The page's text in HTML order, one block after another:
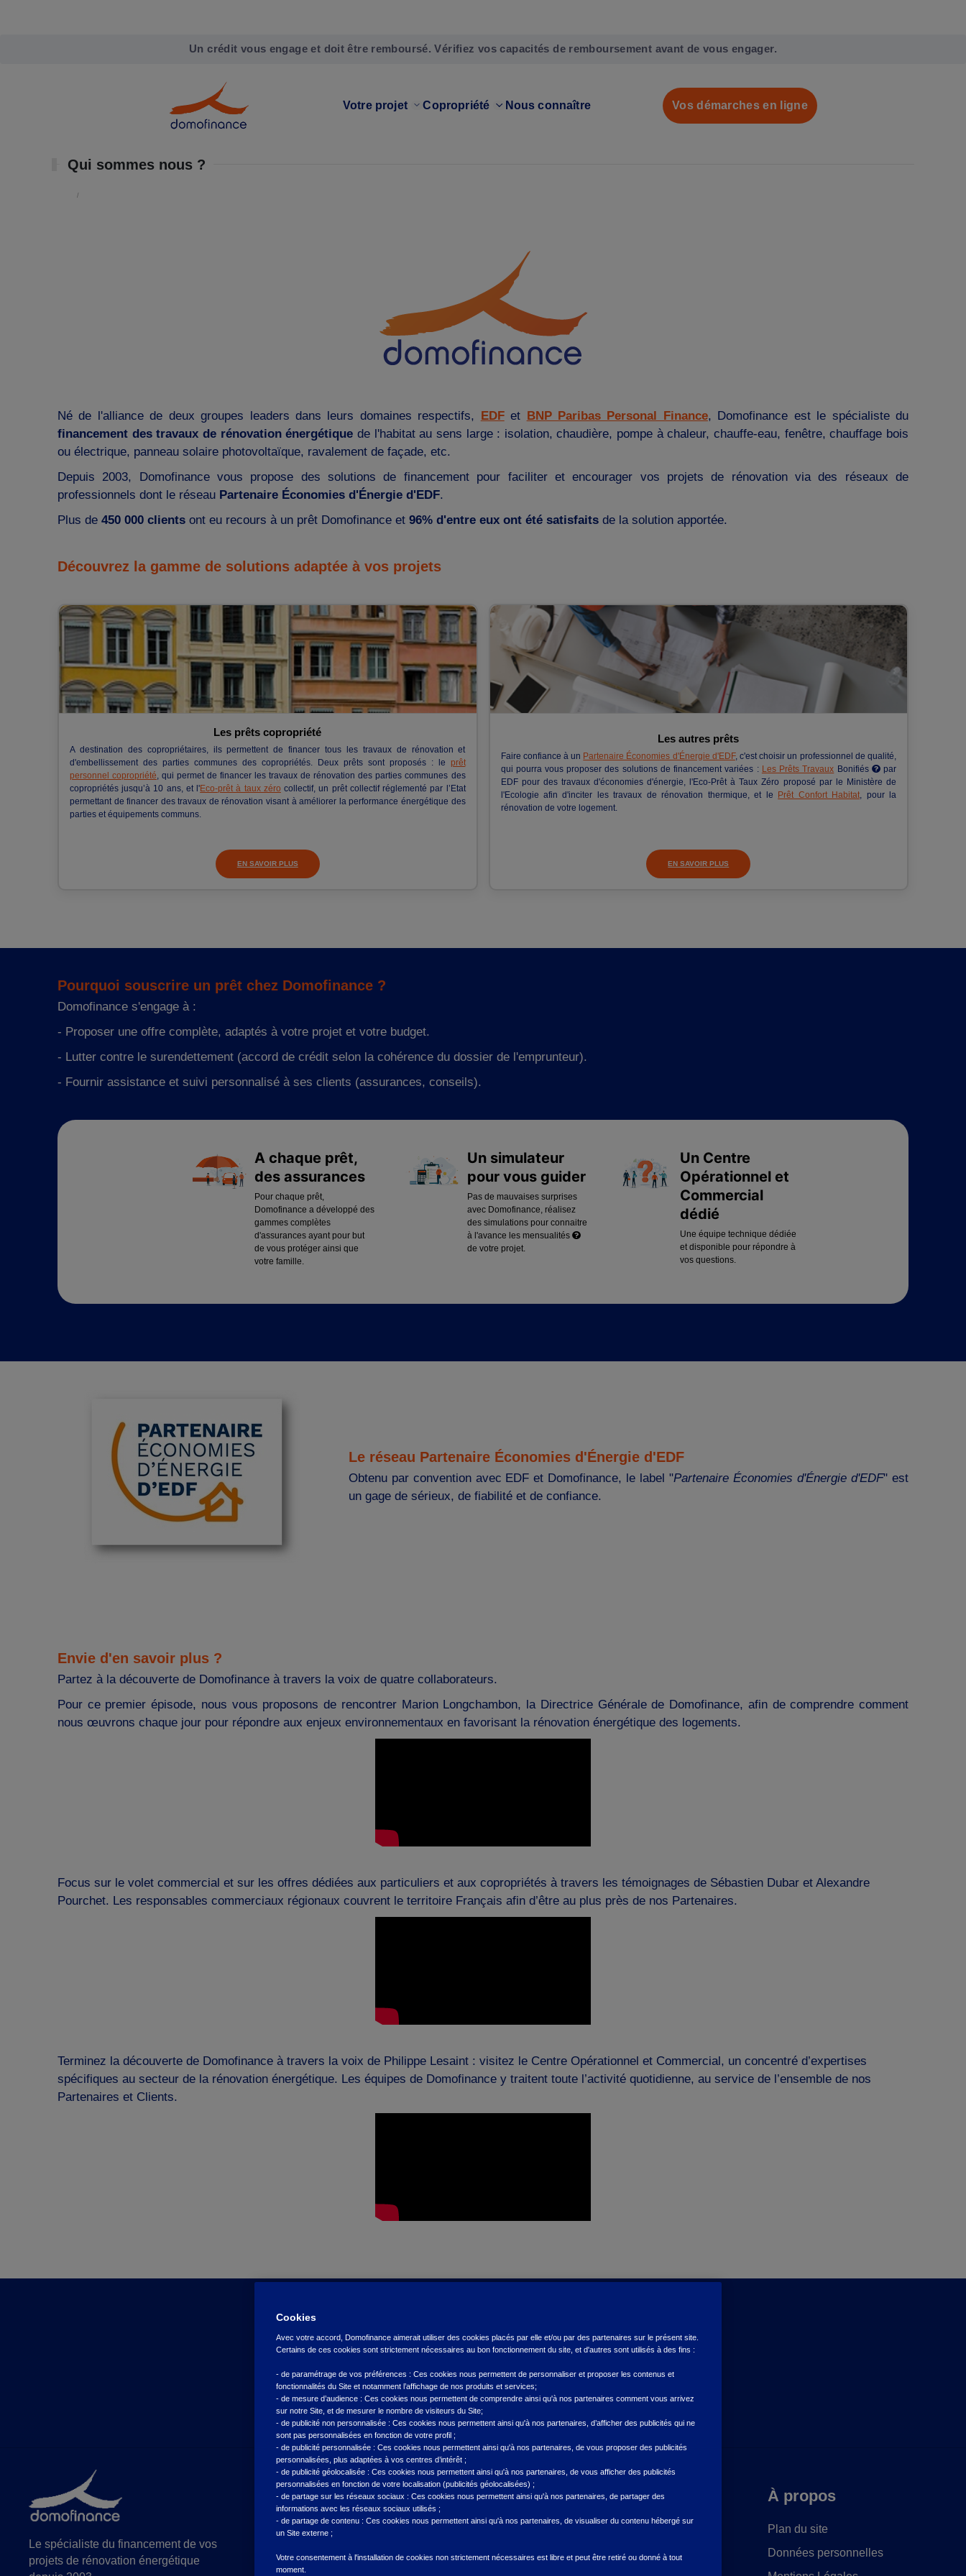
Un crédit vous engage et doit être remboursé. Vérifiez vos capacités de remboursement avant de vous engager.
Votre projet Copropriété Nous connaître Vos démarches en ligne
Qui sommes nous ?
Né de l'alliance de deux groupes leaders dans leurs domaines respectifs, EDF et BNP Paribas Personal Finance, Domofinance est le spécialiste du
financement des travaux de rénovation énergétique de l'habitat au sens large : isolation, chaudière, pompe à chaleur, chauffe-eau, fenêtre, chauffage bois
ou électrique, panneau solaire photovoltaïque, ravalement de façade, etc.
Depuis 2003, Domofinance vous propose des solutions de financement pour faciliter et encourager vos projets de rénovation via des réseaux de
professionnels dont le réseau Partenaire Économies d'Énergie d'EDF.
Plus de 450 000 clients ont eu recours à un prêt Domofinance et 96% d'entre eux ont été satisfaits de la solution apportée.
Découvrez la gamme de solutions adaptée à vos projets
Les prêts copropriété
A destination des copropriétaires, ils permettent de financer tous les travaux de rénovation et
d'embellissement des parties communes des copropriétés. Deux prêts sont proposés : le prêt
personnel copropriété, qui permet de financer les travaux de rénovation des parties communes des
copropriétés jusqu’à 10 ans, et l'Eco-prêt à taux zéro collectif, un prêt collectif réglementé par l’Etat
permettant de financer des travaux de rénovation visant à améliorer la performance énergétique des
parties et équipements communs.
EN SAVOIR PLUS
Les autres prêts
Faire confiance à un Partenaire Économies d'Énergie d'EDF, c'est choisir un professionnel de qualité,
qui pourra vous proposer des solutions de financement variées : Les Prêts Travaux Bonifiés
par
EDF pour des travaux d'économies d'énergie, l'Eco-Prêt à Taux Zéro proposé par le Ministère de
l'Ecologie afin d'inciter les travaux de rénovation thermique, et le
Prêt Confort Habitat, pour la
rénovation de votre logement.
EN SAVOIR PLUS
Pourquoi souscrire un prêt chez Domofinance ?
Domofinance s'engage à :
- Proposer une offre complète, adaptés à votre projet et votre budget.
- Lutter contre le surendettement (accord de crédit selon la cohérence du dossier de l'emprunteur).
- Fournir assistance et suivi personnalisé à ses clients (assurances, conseils).
A chaque prêt,
des assurances
Pour chaque prêt,
Domofinance a développé des
gammes complètes
d'assurances ayant pour but
de vous protéger ainsi que
votre famille.
Un simulateur
pour vous guider
Pas de mauvaises surprises
avec Domofinance, réalisez
des simulations pour connaitre
à l'avance lesmensualités
de votre projet.
Un Centre
Opérationnel et
Commercial
dédié
Une équipe technique dédiée
et disponible pour répondre à
vos questions.
Le réseau Partenaire Économies d'Énergie d'EDF
Obtenu par convention avec EDF et Domofinance, le label "Partenaire Économies d'Énergie d'EDF" est
un gage de sérieux, de fiabilité et de confiance.
Envie d'en savoir plus ?
Partez à la découverte de Domofinance à travers la voix de quatre collaborateurs.
Pour ce premier épisode, nous vous proposons de rencontrer Marion Longchambon, la Directrice Générale de Domofinance, afin de comprendre comment
nous œuvrons chaque jour pour répondre aux enjeux environnementaux en favorisant la rénovation énergétique des logements.
Focus sur le volet commercial et sur les offres dédiées aux particuliers et aux copropriétés à travers les témoignages de Sébastien Dubar et Alexandre
Pourchet. Les responsables commerciaux régionaux couvrent le territoire Français afin d’être au plus près de nos Partenaires.
Terminez la découverte de Domofinance à travers la voix de Philippe Lesaint : visitez le Centre Opérationnel et Commercial, un concentré d’expertises
spécifiques au secteur de la rénovation énergétique. Les équipes de Domofinance y traitent toute l’activité quotidienne, au service de l’ensemble de nos
Partenaires et Clients.
Du lundi au vendredi, de 9h00 à 17h00
Le spécialiste du financement de vos
projets de rénovation énergétique
Crédit
Prêt avec un professionnel
Prêt copropriété
Ressources
Qui sommes-nous
Démarches en ligne
À propos
Plan du site
Données personnelles
Cookies
Avec votre accord, Domofinance aimerait utiliser des cookies placés par elle et/ou par des partenaires sur le présent site.
Certains de ces cookies sont strictement nécessaires au bon fonctionnement du site, et d'autres sont utilisés à des fins :
- de paramétrage de vos préférences : Ces cookies nous permettent de personnaliser et proposer les contenus et
fonctionnalités du Site et notamment l’affichage de nos produits et services;
- de mesure d’audience : Ces cookies nous permettent de comprendre ainsi qu'à nos partenaires comment vous arrivez
sur notre Site, et de mesurer le nombre de visiteurs du Site;
- de publicité non personnalisée : Ces cookies nous permettent ainsi qu'à nos partenaires, d’afficher des publicités qui ne
sont pas personnalisées en fonction de votre profil ;
- de publicité personnalisée : Ces cookies nous permettent ainsi qu'à nos partenaires, de vous proposer des publicités
personnalisées, plus adaptées à vos centres d’intérêt ;
- de publicité géolocalisée : Ces cookies nous permettent ainsi qu'à nos partenaires, de vous afficher des publicités
personnalisées en fonction de votre localisation (publicités géolocalisées) ;
- de partage sur les réseaux sociaux : Ces cookies nous permettent ainsi qu'à nos partenaires, de partager des
informations avec les réseaux sociaux utilisés ;
- de partage de contenu : Ces cookies nous permettent ainsi qu'à nos partenaires, de visualiser du contenu hébergé sur
un Site externe ;
Votre consentement à l'installation de cookies non strictement nécessaires est libre et peut être retiré ou donné à tout
moment.